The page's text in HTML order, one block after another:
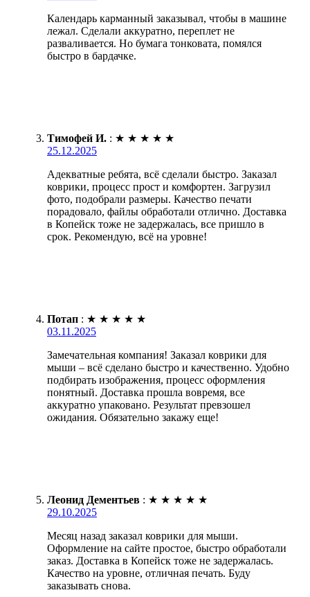
Календарь карманный заказывал, чтобы в машине
лежал. Сделали аккуратно, переплет не
разваливается. Но бумага тонковата, помялся
быстро в бардачке.
Тимофей И. : ★ ★ ★ ★ ★
25.12.2025
Адекватные ребята, всё сделали быстро. Заказал
коврики, процесс прост и комфортен. Загрузил
фото, подобрали размеры. Качество печати
порадовало, файлы обработали отлично. Доставка
в Копейск тоже не задержалась, все пришло в
срок. Рекомендую, всё на уровне!
Потап : ★ ★ ★ ★ ★
03.11.2025
Замечательная компания! Заказал коврики для
мыши – всё сделано быстро и качественно. Удобно
подбирать изображения, процесс оформления
понятный. Доставка прошла вовремя, все
аккуратно упаковано. Результат превзошел
ожидания. Обязательно закажу еще!
Леонид Дементьев : ★ ★ ★ ★ ★
29.10.2025
Месяц назад заказал коврики для мыши.
Оформление на сайте простое, быстро обработали
заказ. Доставка в Копейск тоже не задержалась.
Качество на уровне, отличная печать. Буду
заказывать снова.